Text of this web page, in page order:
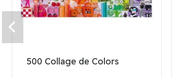
500 Collage de Colors